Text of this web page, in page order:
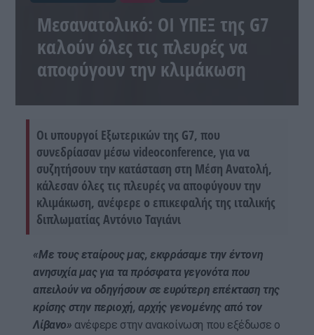
Μεσανατολικό: ΟΙ ΥΠΕΞ της G7
καλούν όλες τις πλευρές να
αποφύγουν την κλιμάκωση
Οι υπουργοί Εξωτερικών της G7, που
συνεδρίασαν μέσω videoconference, για να
συζητήσουν την κατάσταση στη Μέση Ανατολή,
κάλεσαν όλες τις πλευρές να αποφύγουν την
κλιμάκωση, ανέφερε ο επικεφαλής της ιταλικής
διπλωματίας Αντόνιο Ταγιάνι
«Με τους εταίρους μας, εκφράσαμε την έντονη
ανησυχία μας για τα πρόσφατα γεγονότα που
απειλούν να οδηγήσουν σε ευρύτερη επέκταση της
κρίσης στην περιοχή, αρχής γενομένης από τον
Λίβανο» ανέφερε στην ανακοίνωση που εξέδωσε ο